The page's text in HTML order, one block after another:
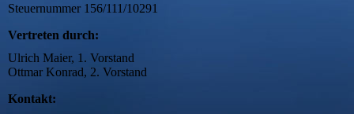
Steuernummer 156/111/10291
Vertreten durch:
Ulrich Maier, 1. Vorstand
Ottmar Konrad, 2. Vorstand
Kontakt: